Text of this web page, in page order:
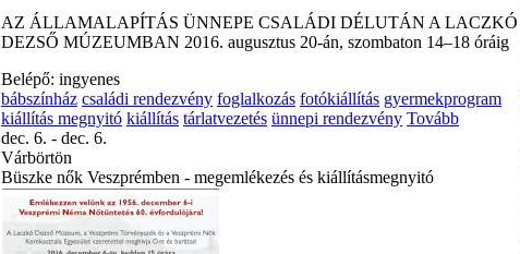
AZ ÁLLAMALAPÍTÁS ÜNNEPE CSALÁDI DÉLUTÁN A LACZKÓ
DEZSŐ MÚZEUMBAN 2016. augusztus 20-án, szombaton 14–18 óráig
Belépő: ingyenes
bábszínház családi rendezvény foglalkozás fotókiállítás gyermekprogram
kiállítás megnyitó kiállítás tárlatvezetés ünnepi rendezvény Tovább
dec. 6. - dec. 6.
Várbörtön
Büszke nők Veszprémben - megemlékezés és kiállításmegnyitó